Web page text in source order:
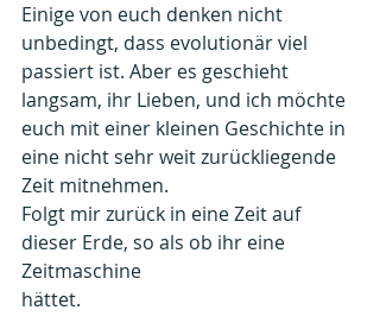
Einige von euch denken nicht
unbedingt, dass evolutionär viel
passiert ist. Aber es geschieht
langsam, ihr Lieben, und ich möchte
euch mit einer kleinen Geschichte in
eine nicht sehr weit zurückliegende
Zeit mitnehmen.
Folgt mir zurück in eine Zeit auf
dieser Erde, so als ob ihr eine
Zeitmaschine
hättet.